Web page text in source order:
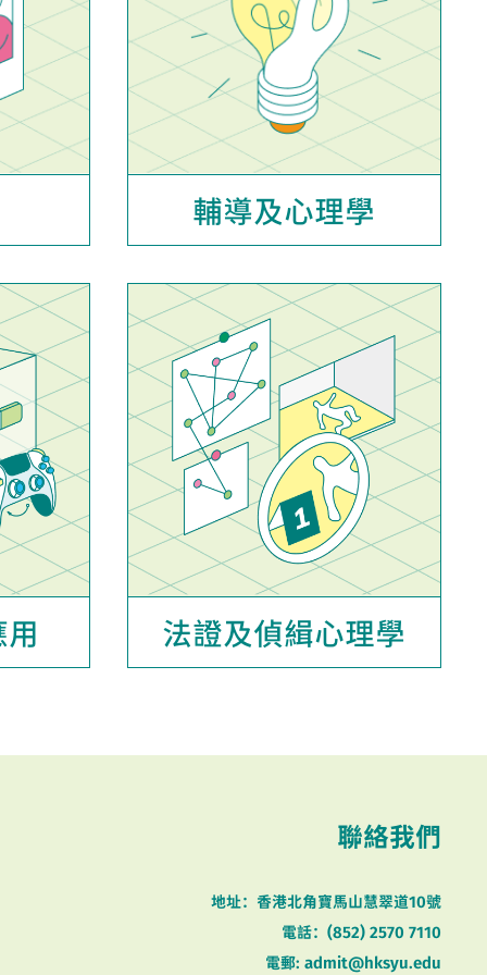
輔導及心理學
法證及偵緝心理學
聯絡我們
地址：香港北角寶馬山慧翠道10號
電話：(852) 2570 7110
電郵: admit@hksyu.edu